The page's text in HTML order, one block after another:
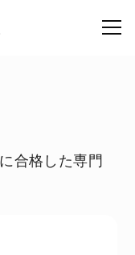
合格した専門